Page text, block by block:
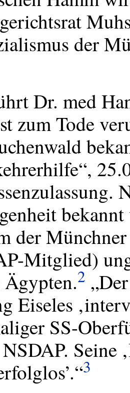
der
Dr. med
zum Tode
der
-Mitglied)
Ägypten.2
Eiseles
SS-
NSDAP. Seine
3